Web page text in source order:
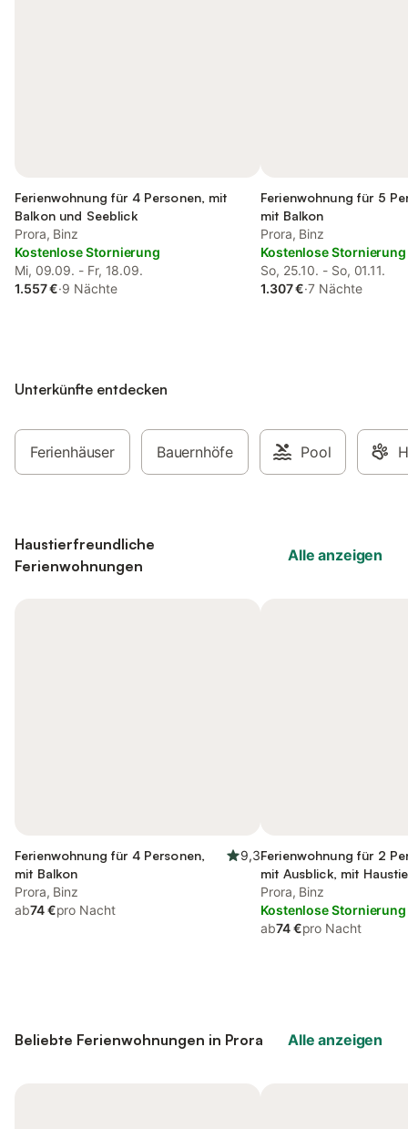
Ferienwohnung für 4 Personen, mit
Balkon und Seeblick
Prora, Binz
Kostenlose Stornierung
Mi, 09.09. - Fr, 18.09.
1.557 €·9 Nächte
Ferienwohnung für 5
mit Balkon
Prora, Binz
Kostenlose Stornierung
So, 25.10. - So, 01.11.
1.307 €·7 Nächte
Unterkünfte entdecken
Ferienhäuser Bauernhöfe Pool
Haustierfreundliche
Ferienwohnungen
Alle anzeigen
Ferienwohnung für 4 Personen,
mit Balkon
9,3
Prora, Binz
ab74 €pro Nacht
Ferienwohnung für 2
mit Ausblick, mit
Prora, Binz
Kostenlose Stornierung
ab74 €pro Nacht
Beliebte Ferienwohnungen in Prora Alle anzeigen